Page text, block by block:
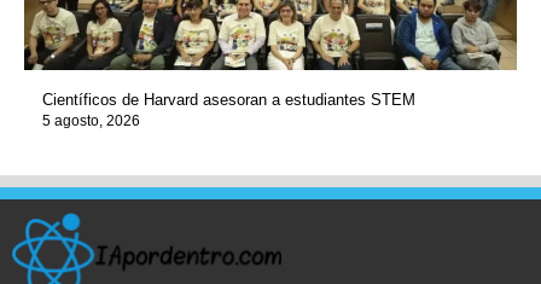
Científicos de Harvard asesoran a estudiantes STEM
5 agosto, 2026